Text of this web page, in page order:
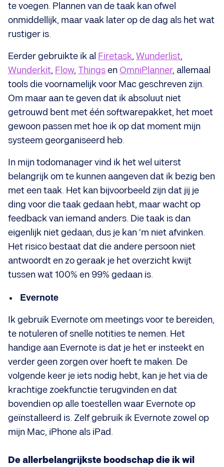
te voegen. Plannen van de taak kan ofwel
onmiddellijk, maar vaak later op de dag als het wat
rustiger is.
Eerder gebruikte ik al Firetask, Wunderlist,
Wunderkit, Flow, Thingsen OmniPlanner, allemaal
tools die voornamelijk voor Mac geschreven zijn.
Om maar aan te geven dat ik absoluut niet
getrouwd bent met één softwarepakket, het moet
gewoon passen met hoe ik op dat moment mijn
systeem georganiseerd heb.
In mijn todomanager vind ik het wel uiterst
belangrijk om te kunnen aangeven dat ik bezig ben
met een taak. Het kan bijvoorbeeld zijn dat jij je
ding voor die taak gedaan hebt, maar wacht op
feedback van iemand anders. Die taak is dan
eigenlijk niet gedaan, dus je kan ‘m niet afvinken.
Het risico bestaat dat die andere persoon niet
antwoordt en zo geraak je het overzicht kwijt
tussen wat 100% en 99% gedaan is.
Evernote
Ik gebruik Evernote om meetings voor te bereiden,
te notuleren of snelle notities te nemen. Het
handige aan Evernote is dat je het er insteekt en
verder geen zorgen over hoeft te maken. De
volgende keer je iets nodig hebt, kan je het via de
krachtige zoekfunctie terugvinden en dat
bovendien op alle toestellen waar Evernote op
geïnstalleerd is. Zelf gebruik ik Evernote zowel op
mijn Mac, iPhone als iPad.
De allerbelangrijkste boodschap die ik wil